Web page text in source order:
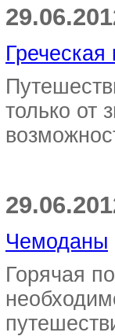
Греческая
только от
Чемоданы
Горячая